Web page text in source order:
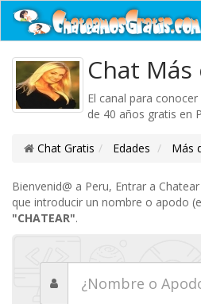
Chat Más
El canal para
de 40 años gratis en
Chat Gratis Edades Más
Bienvenid@ a Peru, Entrar a
que introducir un nombre o apodo
"CHATEAR".